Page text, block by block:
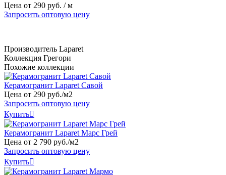
Цена от 290 руб. / м
Запросить оптовую цену
Производитель Laparet
Коллекция Грегори
Похожие коллекции
Керамогранит Laparet Савой
Цена от 290 руб./м2
Запросить оптовую цену
Купить
Керамогранит Laparet Марс Грей
Цена от 2 790 руб./м2
Запросить оптовую цену
Купить